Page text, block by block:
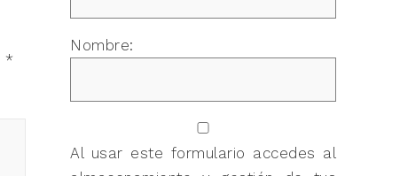
*
Nombre:
Al usar este formulario accedes al